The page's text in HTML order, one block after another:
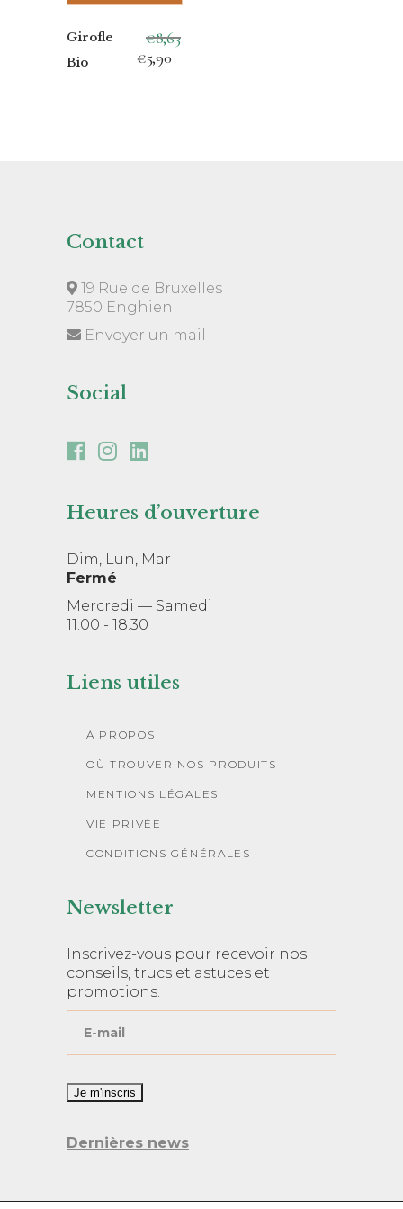
Girofle
Bio
€8,63
Le
€5,90
Contact
19 Rue de Bruxelles
7850 Enghien
Envoyer un mail
Social
Heures d’ouverture
Dim, Lun, Mar
Fermé
Mercredi — Samedi
11:00 - 18:30
Liens utiles
À PROPOS
OÙ TROUVER NOS PRODUITS
MENTIONS LÉGALES
VIE PRIVÉE
CONDITIONS GÉNÉRALES
Newsletter
Inscrivez-vous pour recevoir nos
conseils, trucs et astuces et
promotions.
Dernières news